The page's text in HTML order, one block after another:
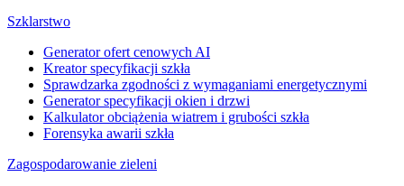
Szklarstwo
Generator ofert cenowych AI
Kreator specyfikacji szkła
Sprawdzarka zgodności z wymaganiami energetycznymi
Generator specyfikacji okien i drzwi
Kalkulator obciążenia wiatrem i grubości szkła
Forensyka awarii szkła
Zagospodarowanie zieleni